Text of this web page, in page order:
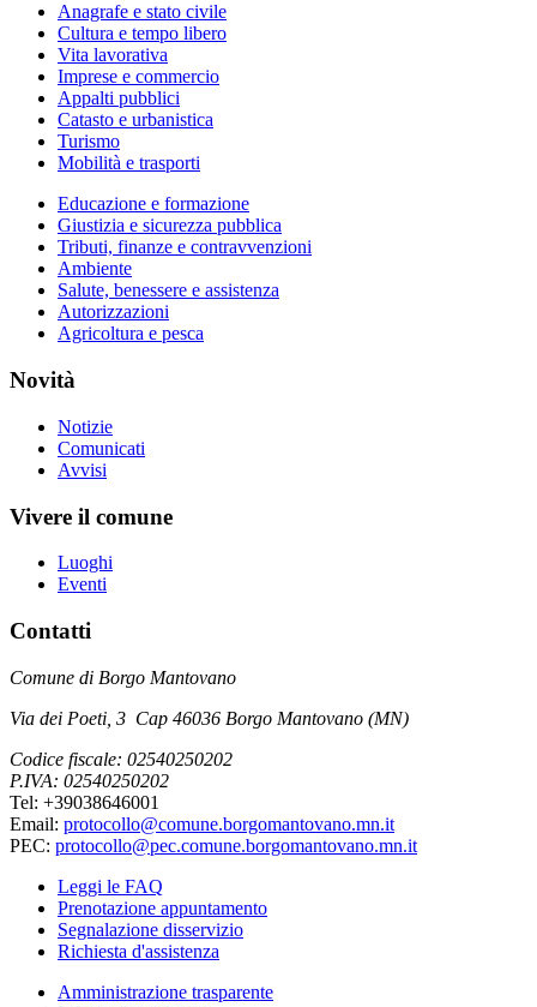
Anagrafe e stato civile
Cultura e tempo libero
Vita lavorativa
Imprese e commercio
Appalti pubblici
Catasto e urbanistica
Turismo
Mobilità e trasporti
Educazione e formazione
Giustizia e sicurezza pubblica
Tributi, finanze e contravvenzioni
Ambiente
Salute, benessere e assistenza
Autorizzazioni
Agricoltura e pesca
Novità
Notizie
Comunicati
Avvisi
Vivere il comune
Luoghi
Eventi
Contatti
Comune di Borgo Mantovano
Via dei Poeti, 3 Cap 46036 Borgo Mantovano (MN)
Codice fiscale: 02540250202
P.IVA: 02540250202
Tel: +39038646001
Email: protocollo@comune.borgomantovano.mn.it
PEC: protocollo@pec.comune.borgomantovano.mn.it
Leggi le FAQ
Prenotazione appuntamento
Segnalazione disservizio
Richiesta d'assistenza
Amministrazione trasparente